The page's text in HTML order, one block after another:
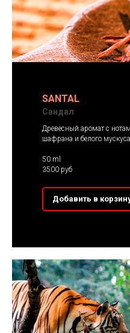
SANTAL
Сандал
Древесный аромат с
шафрана и белого
50 ml
3500 руб
Добавить в